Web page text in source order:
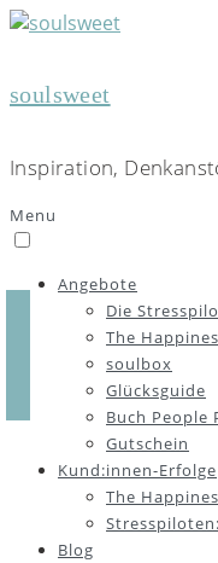
soulsweet
Inspiration,
Menu
Angebote
Die
The
soulbox
Glücksguide
Buch People
Gutschein
Kund:innen-Erfolge
The
Blog